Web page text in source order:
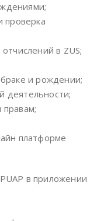
проверка
в ZUS;
и рождении;
деятельности;
правам;
платформе
в приложении